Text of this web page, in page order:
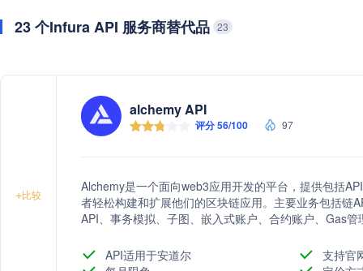
23 个Infura API 服务商替代品 23
+比较
alchemy API
评分 56/100 97
Alchemy是一个面向web3应用开发的平台，提供包括
者轻松构建和扩展他们的区块链应用。主要业务包括链
API、事务模拟、子图、嵌入式账户、合约账户、Gas
API适用于安道尔
支持官